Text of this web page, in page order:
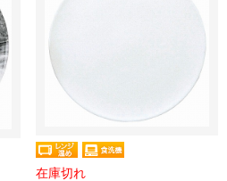
在庫切れ